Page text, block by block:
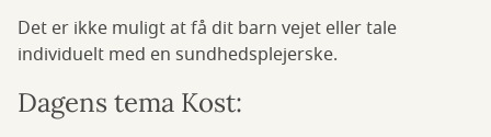
Det er ikke muligt at få dit barn vejet eller tale
individuelt med en sundhedsplejerske.
Dagens tema Kost: